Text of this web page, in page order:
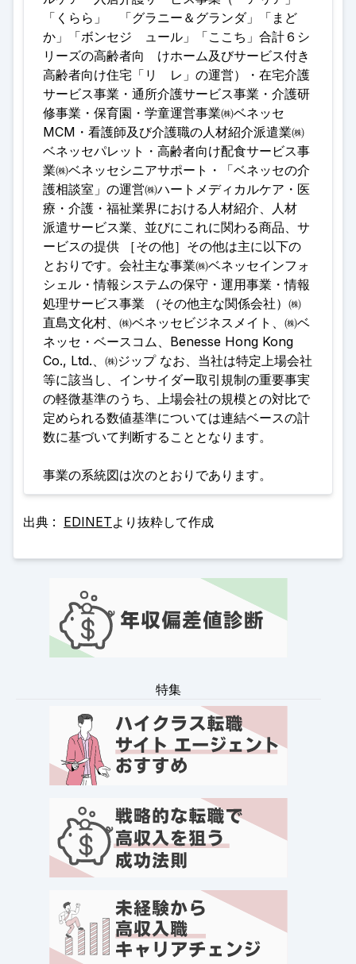
「くらら」 「グラニー＆グランダ」「まど
か」「ボンセジ ュール」「ここち」合計６シ
リーズの高齢者向 けホーム及びサービス付き
高齢者向け住宅「リ レ」の運営）・在宅介護
サービス事業・通所介護サービス事業・介護研
修事業・保育園・学童運営事業㈱ベネッセ
MCM・看護師及び介護職の人材紹介派遣業㈱
ベネッセパレット・高齢者向け配食サービス事
業㈱ベネッセシニアサポート・「ベネッセの介
護相談室」の運営㈱ハートメディカルケア・医
療・介護・福祉業界における人材紹介、人材
派遣サービス業、並びにこれに関わる商品、サ
ービスの提供 ［その他］その他は主に以下の
とおりです。会社主な事業㈱ベネッセインフォ
シェル・情報システムの保守・運用事業・情報
処理サービス事業 （その他主な関係会社）㈱
直島文化村、㈱ベネッセビジネスメイト、㈱ベ
ネッセ・ベースコム、Benesse Hong Kong
Co., Ltd.、㈱ジップ なお、当社は特定上場会社
等に該当し、インサイダー取引規制の重要事実
の軽微基準のうち、上場会社の規模との対比で
定められる数値基準については連結ベースの計
数に基づいて判断することとなります。
事業の系統図は次のとおりであります。
出典 : EDINETより抜粋して作成
特集